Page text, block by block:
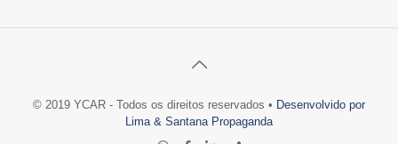
© 2019 YCAR - Todos os direitos reservados • Desenvolvido por
Lima & Santana Propaganda